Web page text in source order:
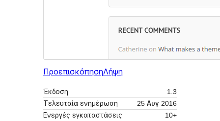
ΠροεπισκόπησηΛήψη
Έκδοση
1.3
Τελευταία ενημέρωση
25 Αυγ 2016
Ενεργές εγκαταστάσεις
10+